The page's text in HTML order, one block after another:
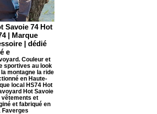
Savoie 74 Hot
| Marque
| dédié
e
Couleur et
sportives au look
montagne la ride
en Haute-
local HS74 Hot
Hot Savoie
vêtements et
et fabriqué en
Faverges